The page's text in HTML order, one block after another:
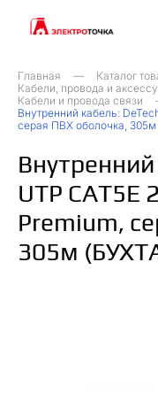
Главная
Каталог
Кабели, провода и
Кабели и провода связи
Внутренний кабель:
серая ПВХ оболочка,
UTP CAT5E
Premium,
305м